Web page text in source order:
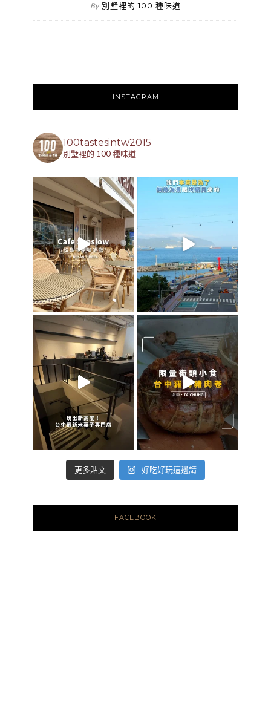
By 別墅裡的 100 種味道
INSTAGRAM
100tastesintw2015
別墅裡的 100 種味道
更多貼文 好吃好玩這邊請
FACEBOOK